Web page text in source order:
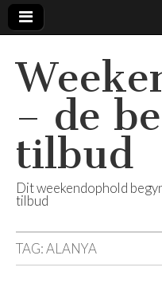
– de
tilbud
Dit weekendophold
tilbud
TAG:ALANYA